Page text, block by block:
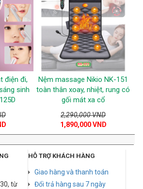
điện đi,
sinh
Nệm massage Nikio NK-151
toàn thân xoay, nhiệt, rung có
gối mát xa cổ
2,290,000 VND
1,890,000 VND
từ
HỖ TRỢ KHÁCH HÀNG
Giao hàng và thanh toán
Đổi trả hàng sau 7 ngày